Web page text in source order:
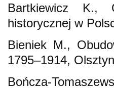
Bartkiewicz K.,
historycznej w
Bieniek M.,
1795–1914,
Bończa-